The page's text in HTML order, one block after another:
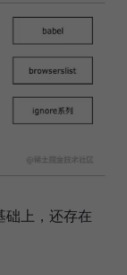
础上，还存在